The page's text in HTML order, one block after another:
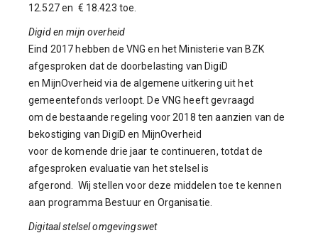
12.527 en € 18.423 toe.
Digid en mijn overheid
Eind 2017 hebben de VNG en het Ministerie van BZK
afgesproken dat de doorbelasting van DigiD
en MijnOverheid via de algemene uitkering uit het
gemeentefonds verloopt. De VNG heeft gevraagd
om de bestaande regeling voor 2018 ten aanzien van de
bekostiging van DigiD en MijnOverheid
voor de komende drie jaar te continueren, totdat de
afgesproken evaluatie van het stelsel is
afgerond. Wij stellen voor deze middelen toe te kennen
aan programma Bestuur en Organisatie.
Digitaal stelsel omgevingswet